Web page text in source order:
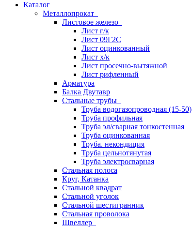
Каталог
Металлопрокат
Листовое железо
Лист г/к
Лист 09Г2С
Лист оцинкованный
Лист х/к
Лист просечно-вытяжной
Лист рифленный
Арматура
Балка Двутавр
Стальные трубы
Труба водогазопроводная (15-50)
Труба профильная
Труба эл/сварная тонкостенная
Труба оцинкованная
Труба. некондиция
Труба цельнотянутая
Труба электросварная
Стальная полоса
Круг, Катанка
Стальной квадрат
Стальной уголок
Стальной шестигранник
Стальная проволока
Швеллер